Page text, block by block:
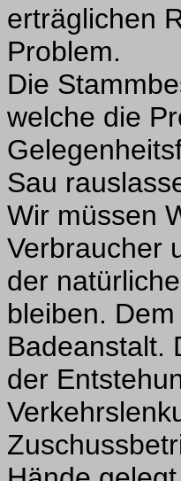
erträglichen
Problem.
Die
welche die
Sau
Wir müssen
Verbraucher
der
bleiben.
Badeanstalt.
der